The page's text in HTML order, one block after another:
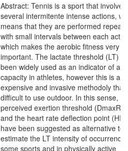
Abstract: Tennis is a sport that involves
several intermitente intense actions,
means that they are performed
with small intervals between each
which makes the aerobic fitness very
important. The lactate threshold (LT)
been widely used as an indicator of
capacity in athletes, however this is an
expensive and invasive methodoly that
difficult to use outdoor. In this sense,
perceived exertion threshold
and the heart rate deflection point
have been suggested as alternative
estimate the LT intensity of occurrence
some sports and in physically active